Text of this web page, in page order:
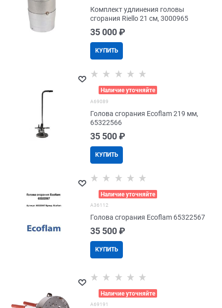
Комплект удлинения головы
сгорания Riello 21 см, 3000965
35 000 ₽
КУПИТЬ
Наличие уточняйте
A69089
Голова сгорания Ecoflam 219 мм,
65322566
35 500 ₽
КУПИТЬ
Наличие уточняйте
A36112
Голова сгорания Ecoflam 65322567
35 500 ₽
КУПИТЬ
Наличие уточняйте
A69191